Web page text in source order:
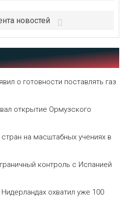
новостей
о готовности поставлять газ
открытие Ормузского
на масштабных учениях в
контроль с Испанией
охватил уже 100